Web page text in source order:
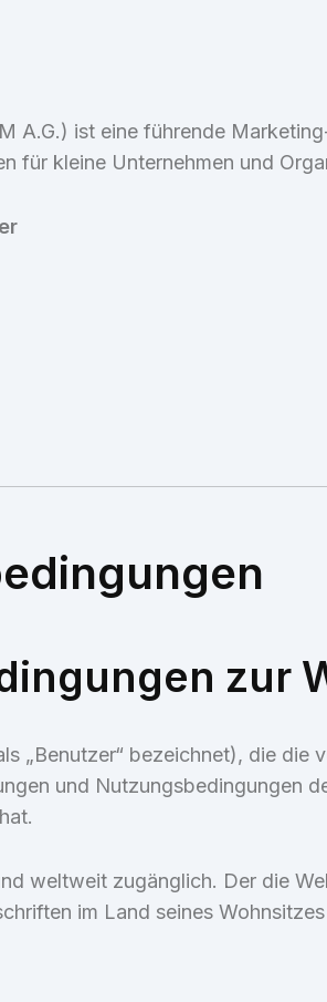
A.G.) ist eine führende
für kleine Unternehmen und
zur
„Benutzer“ bezeichnet), die
und Nutzungsbedingungen
weltweit zugänglich. Der die
im Land seines